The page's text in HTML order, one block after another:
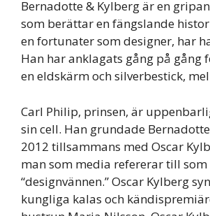
Bernadotte & Kylberg är en
som berättar en fängslande
en fortunater som designer, har
Han har anklagats gång på gång
en eldskärm och silverbestick,
Carl Philip, prinsen, är
sin cell. Han grundade
2012 tillsammans med Oscar
man som media refererar till som
“designvännen.” Oscar Kylberg
kungliga kalas och